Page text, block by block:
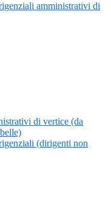
amministrativi di
di vertice (da
(dirigenti non